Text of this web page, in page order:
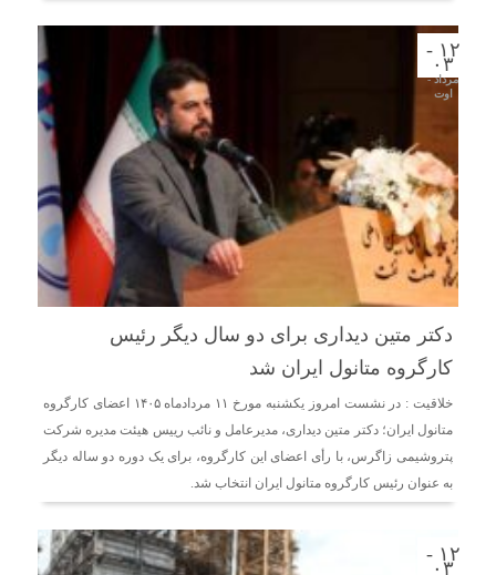
۱۲ -
۰۳
مرداد -
اوت
دکتر متین دیداری برای دو سال دیگر رئیس
کارگروه متانول ایران شد
خلاقیت : در نشست امروز یکشنبه مورخ ۱۱ مردادماه ۱۴۰۵ اعضای کارگروه
متانول ایران؛ دکتر متین دیداری، مدیرعامل و‌ نائب رییس هیئت مدیره شرکت
پتروشیمی زاگرس، با رأی اعضای این کارگروه، برای یک دوره دو ساله دیگر
به عنوان رئیس کارگروه متانول ایران انتخاب شد.
۱۲ -
۰۳